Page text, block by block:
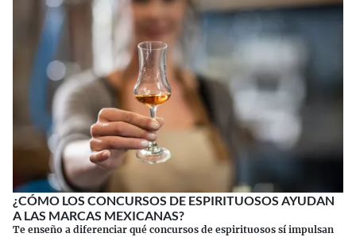
¿CÓMO LOS CONCURSOS DE ESPIRITUOSOS AYUDAN
A LAS MARCAS MEXICANAS?
Te enseño a diferenciar qué concursos de espirituosos sí impulsan